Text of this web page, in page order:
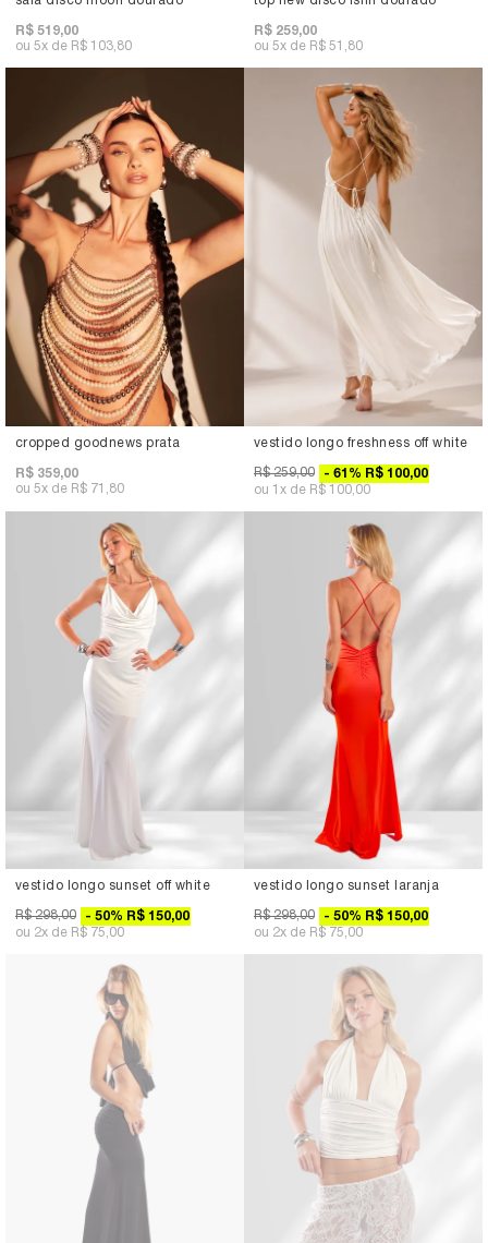
R$ 519,00
5x R$ 103,80
R$ 259,00
5x R$ 51,80
cropped goodnews prata
R$ 359,00
5x R$ 71,80
vestido longo freshness off white
R$ 259,00 R$ 100,00
61 %
1x R$ 100,00
vestido longo sunset off white
R$ 298,00 R$ 150,00
50%
2x R$ 75,00
vestido longo sunset laranja
R$ 298,00 R$ 150,00
50%
2x R$ 75,00